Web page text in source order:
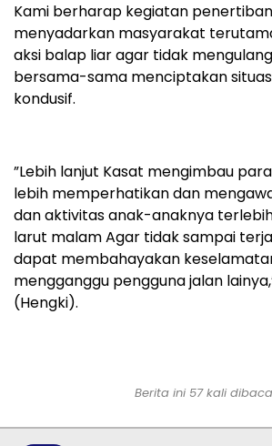
Kami berharap kegiatan
menyadarkan masyarakat
aksi balap liar agar tidak
bersama-sama menciptakan
kondusif.
”Lebih lanjut Kasat mengimbau
lebih memperhatikan dan
dan aktivitas anak-anaknya
larut malam Agar tidak sampai
dapat membahayakan
mengganggu pengguna jalan
(Hengki).
Berita ini 57 kali dibaca